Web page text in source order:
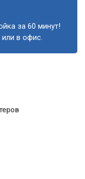
за 60 минут!
в офис.